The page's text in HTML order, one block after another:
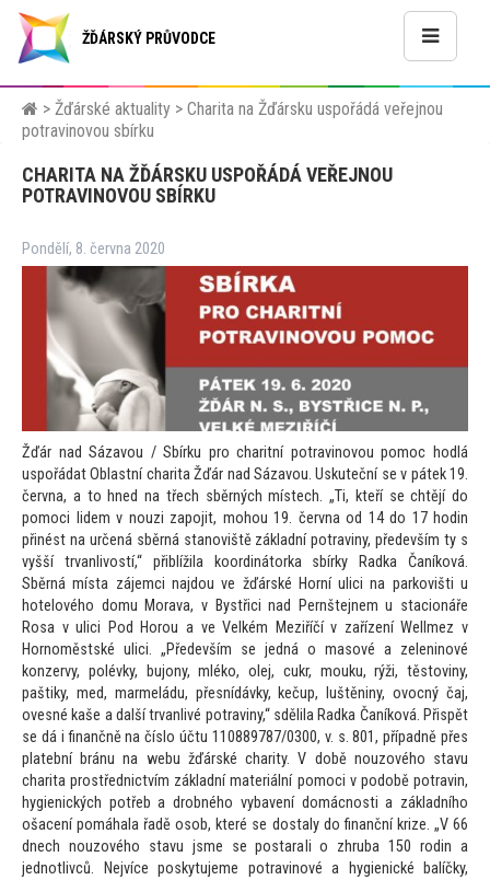
ŽĎÁRSKÝ PRŮVODCE
> Žďárské aktuality > Charita na Žďársku uspořádá veřejnou
potravinovou sbírku
CHARITA NA ŽĎÁRSKU USPOŘÁDÁ VEŘEJNOU
POTRAVINOVOU SBÍRKU
Pondělí, 8. června 2020
Žďár nad Sázavou / Sbírku pro charitní potravinovou pomoc hodlá
uspořádat Oblastní charita Žďár nad Sázavou. Uskuteční se v pátek 19.
června, a to hned na třech sběrných místech. „Ti, kteří se chtějí do
pomoci lidem v nouzi zapojit, mohou 19. června od 14 do 17 hodin
přinést na určená sběrná stanoviště základní potraviny, především ty s
vyšší trvanlivostí,“ přiblížila koordinátorka sbírky Radka Čaníková.
Sběrná místa zájemci najdou ve žďárské Horní ulici na parkovišti u
hotelového domu Morava, v Bystřici nad Pernštejnem u stacionáře
Rosa v ulici Pod Horou a ve Velkém Meziříčí v zařízení Wellmez v
Hornoměstské ulici. „Především se jedná o masové a zeleninové
konzervy, polévky, bujony, mléko, olej, cukr, mouku, rýži, těstoviny,
paštiky, med, marmeládu, přesnídávky, kečup, luštěniny, ovocný čaj,
ovesné kaše a další trvanlivé potraviny,“ sdělila Radka Čaníková. Přispět
se dá i finančně na číslo účtu 110889787/0300, v. s. 801, případně přes
platební bránu na webu žďárské charity. V době nouzového stavu
charita prostřednictvím základní materiální pomoci v podobě potravin,
hygienických potřeb a drobného vybavení domácnosti a základního
ošacení pomáhala řadě osob, které se dostaly do finanční krize. „V 66
dnech nouzového stavu jsme se postarali o zhruba 150 rodin a
jednotlivců. Nejvíce poskytujeme potravinové a hygienické balíčky,